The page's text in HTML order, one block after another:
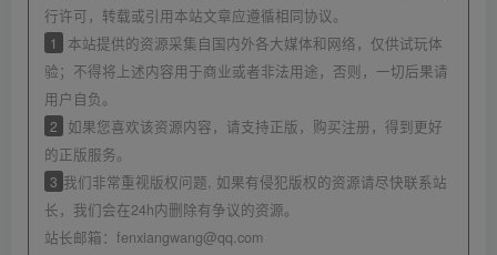
行许可，转载或引用本站文章应遵循相同协议。
1
本站提供的资源采集自国内外各大媒体和网络，仅供试玩体
验；不得将上述内容用于商业或者非法用途，否则，一切后果请
用户自负。
2
如果您喜欢该资源内容，请支持正版，购买注册，得到更好
的正版服务。
3 我们非常重视版权问题, 如果有侵犯版权的资源请尽快联系站
长，我们会在24h内删除有争议的资源。
站长邮箱： fenxiangwang@qq.com